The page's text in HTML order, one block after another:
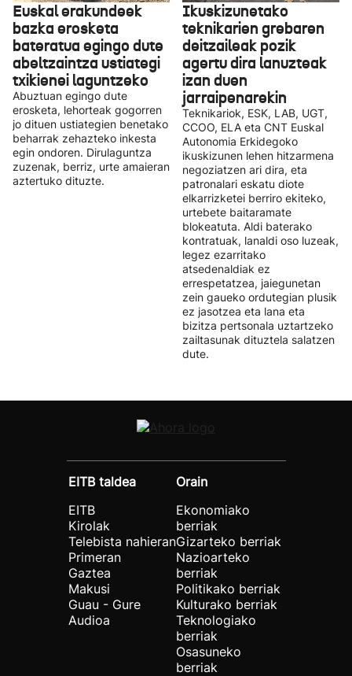
Euskal erakundeek
bazka erosketa
bateratua egingo dute
abeltzaintza ustiategi
txikienei laguntzeko
Abuztuan egingo dute
erosketa, lehorteak gogorren
jo dituen ustiategien benetako
beharrak zehazteko inkesta
egin ondoren. Dirulaguntza
zuzenak, berriz, urte amaieran
aztertuko dituzte.
Ikuskizunetako
teknikarien grebaren
deitzaileak pozik
agertu dira lanuzteak
izan duen
jarraipenarekin
Teknikariok, ESK, LAB, UGT,
CCOO, ELA eta CNT Euskal
Autonomia Erkidegoko
ikuskizunen lehen hitzarmena
negoziatzen ari dira, eta
patronalari eskatu diote
elkarrizketei berriro ekiteko,
urtebete baitaramate
blokeatuta. Aldi baterako
kontratuak, lanaldi oso luzeak,
legez ezarritako
atsedenaldiak ez
errespetatzea, jaiegunetan
zein gaueko ordutegian plusik
ez jasotzea eta lana eta
bizitza pertsonala uztartzeko
zailtasunak dituztela salatzen
dute.
EITB taldea
EITB
Kirolak
Telebista nahieran
Primeran
Gaztea
Makusi
Guau - Gure
Audioa
Orain
Ekonomiako
berriak
Gizarteko berriak
Nazioarteko
berriak
Politikako berriak
Kulturako berriak
Teknologiako
berriak
Osasuneko
berriak